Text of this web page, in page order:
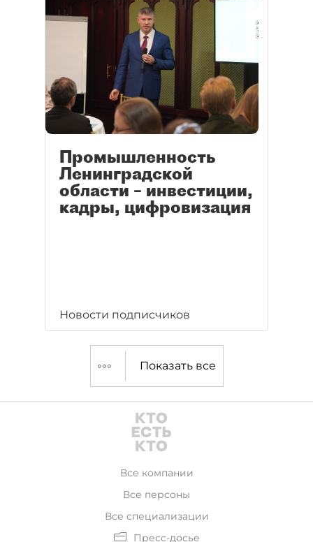
Промышленность
Ленинградской
области – инвестиции,
кадры, цифровизация
Новости подписчиков
Показать все
Все компании
Все персоны
Все специализации
Пресс-досье